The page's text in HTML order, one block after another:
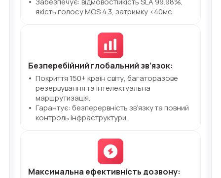
Синтез мови
Сервіс підтвердження номера
Інтеграція з IP телефонією
Розширений пакет підтримки SLA
Телефонна аналітика для бізнесу
якість голосу MOS 4.3, затримку <40мс.
Безперебійний глобальний зв’язок:
Покриття 150+ країн світу, багаторазове
резервування та інтелектуальна
маршрутизація.
Гарантує: безперервність зв’язку та повний
контроль інфраструктури.
Максимальна ефективність дозвону: